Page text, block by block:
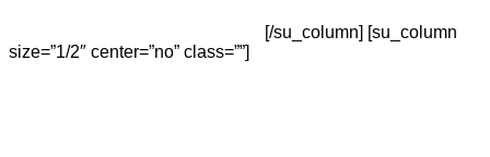
[/su_column] [su_column
size=”1/2″ center=”no” class=””]